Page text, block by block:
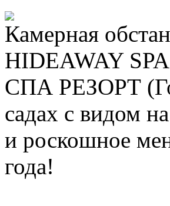
Камерная
HIDEAWAY
СПА РЕЗОРТ
садах с видом
и роскошное
года!